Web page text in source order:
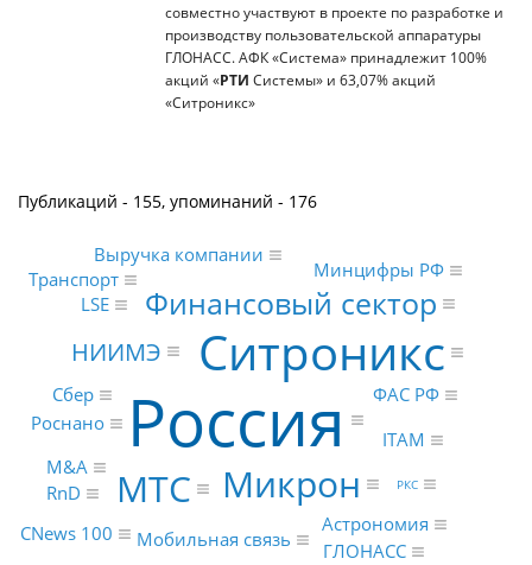
совместно участвуют в проекте по разработке и
производству пользовательской аппаратуры
ГЛОНАСС. АФК «Система» принадлежит 100%
акций «РТИ Системы» и 63,07% акций
«Ситроникс»
Публикаций - 155, упоминаний - 176
Россия
Ситроникс
МТС Микрон
Финансовый сектор
НИИМЭ
LSE
CNews 100
Сбер
Роснано
Мобильная связь
Астрономия
Транспорт
M&A
Минцифры РФ
Выручка компании
RnD
ITAM
ГЛОНАСС
ФАС РФ
РКС